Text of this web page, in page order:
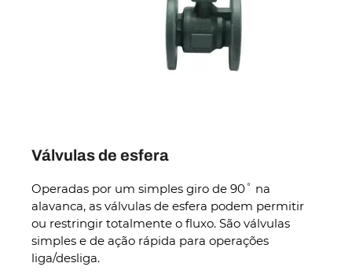
Válvulas de esfera
Operadas por um simples giro de 90˚ na
alavanca, as válvulas de esfera podem permitir
ou restringir totalmente o fluxo. São válvulas
simples e de ação rápida para operações
liga/desliga.